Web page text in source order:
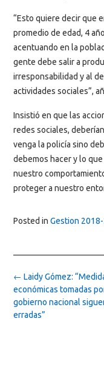
“Esto quiere decir que
promedio de edad, 4
acentuando en la
gente debe salir a
irresponsabilidad y al
actividades sociales”,
Insistió en que las
redes sociales,
venga la policía sino
debemos hacer y lo
nuestro
proteger a nuestro
Posted in Gestion
Post
navigation
← Laidy Gómez:
económicas tomadas
gobierno nacional
erradas”